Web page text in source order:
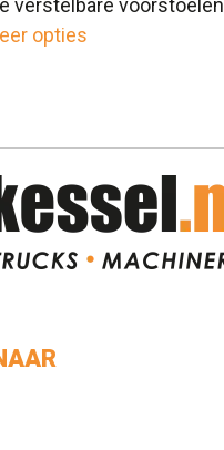
verstelbare voorstoelen
opties